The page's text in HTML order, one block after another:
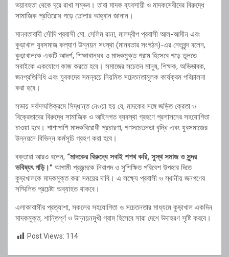
ভয়াবহতা থেকে দূরে রাখা সম্ভব। তারা মাদক ব্যবসায়ী ও মাদকসেবীদের বিরুদ্ধে
সামাজিক প্রতিরোধ গড়ে তোলার আহ্বান জানান।
মানবতাবাদী সৌদি প্রবাসী মো. সেলিম রানা, মালদ্বীপ প্রবাসী আল-আমীন এবং
কুড়াখাল যুবসমাজ কল্যাণ উন্নয়ন সংস্থা (মানবতার সংগঠন)-এর নেতৃবৃন্দ বলেন,
কুড়াখালকে একটি আদর্শ, শিক্ষাবান্ধব ও মাদকমুক্ত গ্রাম হিসেবে গড়ে তুলতে
সবাইকে একযোগে কাজ করতে হবে। সমাজের সচেতন মানুষ, শিক্ষক, অভিভাবক,
জনপ্রতিনিধি এবং যুবকদের সমন্বয়ে নিয়মিত সচেতনতামূলক কার্যক্রম পরিচালনা
করা হবে।
সভায় সর্বসম্মতিক্রমে সিদ্ধান্ত নেওয়া হয় যে, মাদকের সঙ্গে জড়িত ক্রেতা ও
বিক্রেতাদের বিরুদ্ধে সামাজিক ও আইনগত ব্যবস্থা গ্রহণে প্রশাসনের সহযোগিতা
চাওয়া হবে। পাশাপাশি মাদকবিরোধী প্রচারণা, গণসচেতনতা বৃদ্ধি এবং যুবসমাজের
উন্নয়নে বিভিন্ন কর্মসূচি গ্রহণ করা হবে।
বক্তারা আরও বলেন, “মাদকের বিরুদ্ধে সবাই শপথ করি, সুস্থ সমাজ ও সুন্দর
ভবিষ্যৎ গড়ি।” আগামী প্রজন্মকে নিরাপদ ও সুশিক্ষিত পরিবেশ উপহার দিতে
কুড়াখালকে মাদকমুক্ত করা সময়ের দাবি। এ লক্ষ্যে প্রবাসী ও স্থানীয় জনগণের
সম্মিলিত প্রচেষ্টা অব্যাহত থাকবে।
এলাকাবাসীর প্রত্যাশা, সকলের সহযোগিতা ও সচেতনতার মাধ্যমে কুড়াখাল একদিন
মাদকমুক্ত, শান্তিপূর্ণ ও উন্নয়নমুখী গ্রাম হিসেবে সারা দেশে উদাহরণ সৃষ্টি করবে।
Post Views: 114